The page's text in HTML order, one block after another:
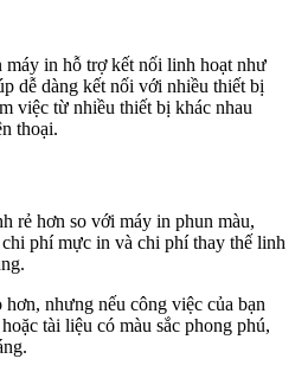
in hỗ trợ kết nối linh hoạt như
dễ dàng kết nối với nhiều thiết bị
việc từ nhiều thiết bị khác nhau
thoại.
rẻ hơn so với máy in phun màu,
phí mực in và chi phí thay thế linh
nhưng nếu công việc của bạn
tài liệu có màu sắc phong phú,